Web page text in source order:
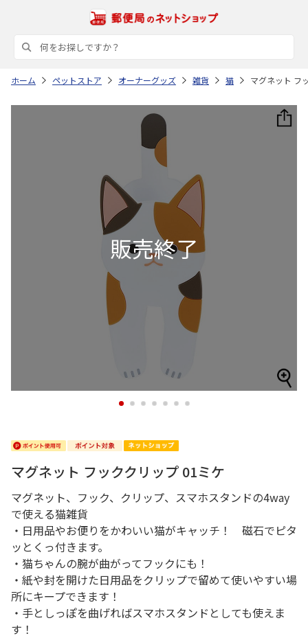
ホーム ペットストア オーナーグッズ 雑貨 猫 マグネット フ
1 2 3 4 5 6 7
マグネット フッククリップ 01ミケ
マグネット、フック、クリップ、スマホスタンドの4way
で使える猫雑貨
・日用品やお便りをかわいい猫がキャッチ！ 磁石でピタ
ッとくっ付きます。
・猫ちゃんの腕が曲がってフックにも！
・紙や封を開けた日用品をクリップで留めて使いやすい場
所にキープできます！
・手としっぽを曲げればスマホスタンドとしても使えま
す！